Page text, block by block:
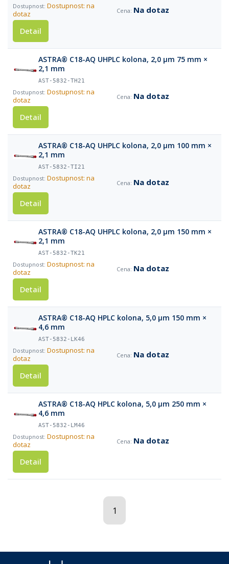
Dostupnost: na
dotaz
Na dotaz
Detail
ASTRA® C18-AQ UHPLC kolona, 2,0 µm 75 mm ×
2,1 mm
AST-5832-TH21
Dostupnost: na
dotaz
Na dotaz
Detail
ASTRA® C18-AQ UHPLC kolona, 2,0 µm 100 mm ×
2,1 mm
AST-5832-TI21
Dostupnost: na
dotaz
Na dotaz
Detail
ASTRA® C18-AQ UHPLC kolona, 2,0 µm 150 mm ×
2,1 mm
AST-5832-TK21
Dostupnost: na
dotaz
Na dotaz
Detail
ASTRA® C18-AQ HPLC kolona, 5,0 µm 150 mm ×
4,6 mm
AST-5832-LK46
Dostupnost: na
dotaz
Na dotaz
Detail
ASTRA® C18-AQ HPLC kolona, 5,0 µm 250 mm ×
4,6 mm
AST-5832-LM46
Dostupnost: na
dotaz
Na dotaz
Detail
1